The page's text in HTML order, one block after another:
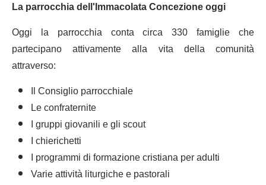
La parrocchia dell'Immacolata Concezione oggi
Oggi la parrocchia conta circa 330 famiglie che
partecipano attivamente alla vita della comunità
attraverso:
Il Consiglio parrocchiale
Le confraternite
I gruppi giovanili e gli scout
I chierichetti
I programmi di formazione cristiana per adulti
Varie attività liturgiche e pastorali